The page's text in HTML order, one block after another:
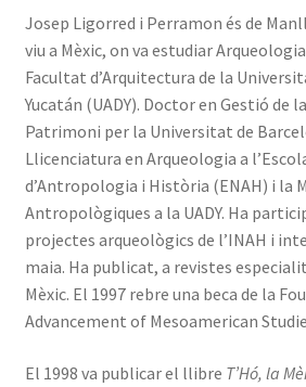
Josep Ligorred i Perramon és de
viu a Mèxic, on va estudiar
Facultat d’Arquitectura de la
Yucatán (UADY). Doctor en Gestió de
Patrimoni per la Universitat de
Llicenciatura en Arqueologia a
d’Antropologia i Història (ENAH) i la
Antropològiques a la UADY. Ha
projectes arqueològics de l’INAH i
maia. Ha publicat, a revistes
Mèxic. El 1997 rebre una beca de la
Advancement of Mesoamerican
El 1998 va publicar el llibre T’Hó, la